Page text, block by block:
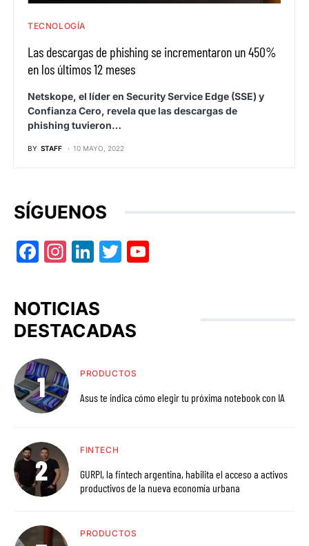
TECNOLOGÍA
Las descargas de phishing se incrementaron un 450%
en los últimos 12 meses
Netskope, el líder en Security Service Edge (SSE) y
Confianza Cero, revela que las descargas de
phishing tuvieron…
BY STAFF 10 MAYO, 2022
SÍGUENOS
Facebook
Instagram
LinkedIn
Twitter
NOTICIAS
DESTACADAS
PRODUCTOS
Asus te indica cómo elegir tu próxima notebook con IA
FINTECH
GURPI, la fintech argentina, habilita el acceso a activos
productivos de la nueva economía urbana
PRODUCTOS